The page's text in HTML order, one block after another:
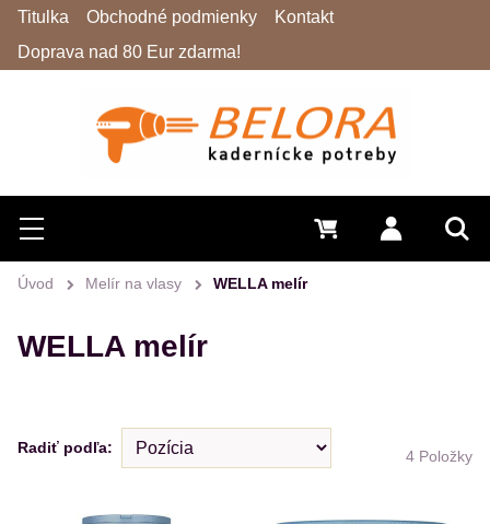
Hľadať
Menu Prihlásiť
0 €
Titulka Obchodné podmienky
Kontakt
Doprava nad 80 Eur zdarma!
Úvod Melír na vlasy WELLA melír
WELLA melír
Radiť podľa: 4 Položky